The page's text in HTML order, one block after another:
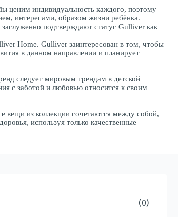
ценим индивидуальность каждого, поэтому
интересами, образом жизни ребёнка.
подтверждают статус Gulliver как
Home. Gulliver заинтересован в том, чтобы
в данном направлении и планирует
следует мировым трендам в детской
с заботой и любовью относится к своим
вещи из коллекции сочетаются между собой,
используя только качественные
(0)